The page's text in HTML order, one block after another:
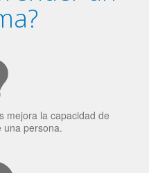
mejora la capacidad de
una persona.